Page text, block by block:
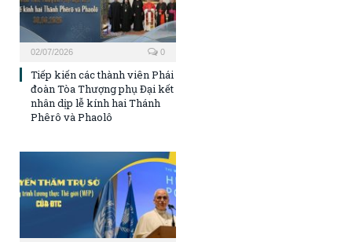
02/07/2026 0
Tiếp kiến các thành viên Phái
đoàn Tòa Thượng phụ Đại kết
nhân dịp lễ kính hai Thánh
Phêrô và Phaolô